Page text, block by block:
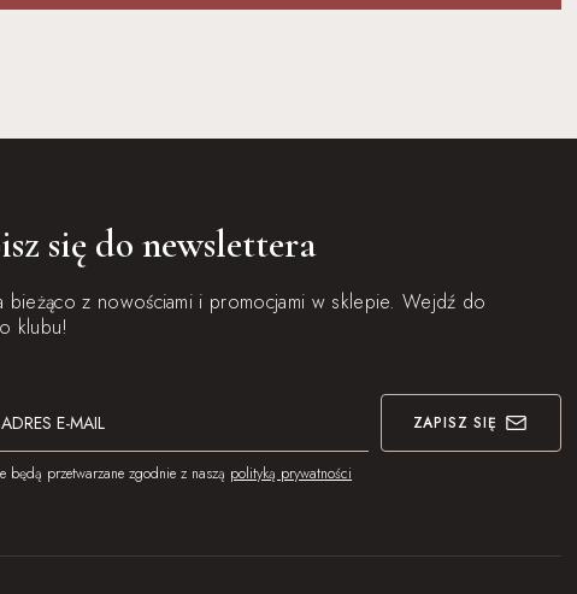
się do newslettera
bieżąco z nowościami i promocjami w sklepie. Wejdź do
klubu!
ZAPISZ SIĘ
będą przetwarzane zgodnie z naszą polityką prywatności